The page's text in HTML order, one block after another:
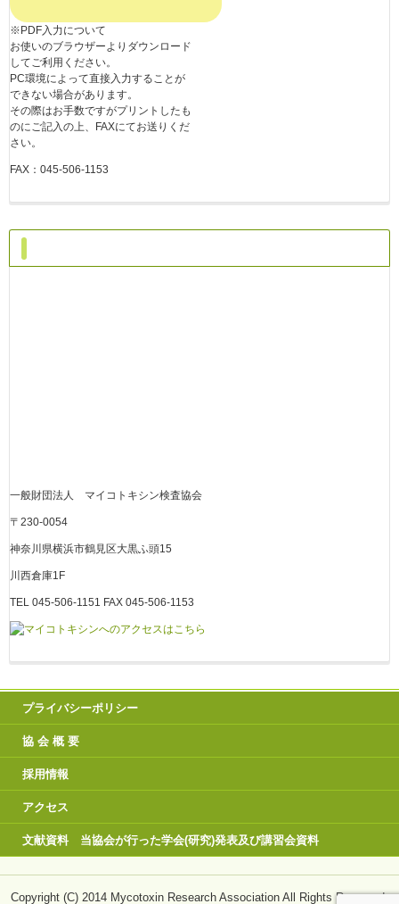
※PDF入力について
お使いのブラウザーよりダウンロード
してご利用ください。
PC環境によって直接入力することが
できない場合があります。
その際はお手数ですがプリントしたも
のにご記入の上、FAXにてお送りくだ
さい。
FAX：045-506-1153
一般財団法人 マイコトキシン検査協会
〒230-0054
神奈川県横浜市鶴見区大黒ふ頭15
川西倉庫1F
TEL 045-506-1151 FAX 045-506-1153
プライバシーポリシー
協 会 概 要
採用情報
アクセス
文献資料 当協会が行った学会(研究)発表及び講習会資料
Copyright (C) 2014 Mycotoxin Research Association All Rights Reserved.